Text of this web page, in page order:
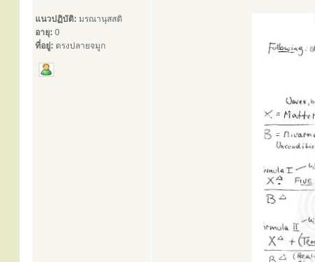
แนวปฏิบัติ: มรณานุสสติ
อายุ: 0
ที่อยู่: ตรงปลายจมูก